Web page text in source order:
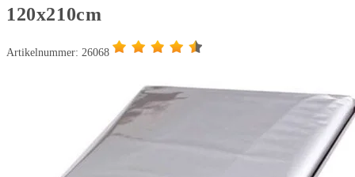
mängd
120x210cm
Artikelnummer: 26068